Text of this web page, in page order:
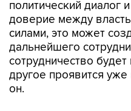
силами, это может
дальнейшего
сотрудничество будет
другое проявится уже
он.